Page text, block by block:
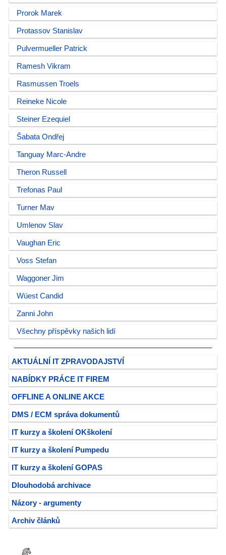
Prorok Marek
Protassov Stanislav
Pulvermueller Patrick
Ramesh Vikram
Rasmussen Troels
Reineke Nicole
Steiner Ezequiel
Šabata Ondřej
Tanguay Marc-Andre
Theron Russell
Trefonas Paul
Turner Mav
Umlenov Slav
Vaughan Eric
Voss Stefan
Waggoner Jim
Wüest Candid
Zanni John
Všechny příspěvky našich lidí
AKTUÁLNÍ IT ZPRAVODAJSTVÍ
NABÍDKY PRÁCE IT FIREM
OFFLINE A ONLINE AKCE
DMS / ECM správa dokumentů
IT kurzy a školení OKškolení
IT kurzy a školení Pumpedu
IT kurzy a školení GOPAS
Dlouhodobá archivace
Názory - argumenty
Archiv článků